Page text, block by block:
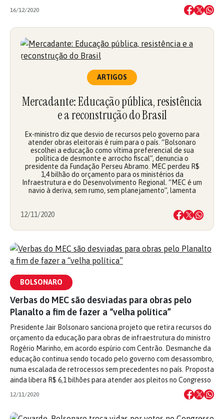
16/12/2020
ARTIGOS
Mercadante: Educação pública, resistência
e a reconstrução do Brasil
Ex-ministro diz que desvio de recursos pelo governo para
atender obras eleitorais é ruim para o país. “Bolsonaro
escolhei a educação como vítima preferencial de sua
política de desmonte e arrocho fiscal”, denuncia o
presidente da Fundação Perseu Abramo. MEC perdeu R$
1,4 bilhão do orçamento para os ministérios da
Infraestrutura e do Desenvolvimento Regional. “MEC é um
navio à deriva, sem rumo, sem planejamento”, lamenta
12/11/2020
BOLSONARO
Verbas do MEC são desviadas para obras pelo
Planalto a fim de fazer a “velha política”
Presidente Jair Bolsonaro sanciona projeto que retira recursos do
orçamento da educação para obras de infraestrutura do ministro
Rogério Marinho, em acordo espúrio com Centrão. Desmanche da
educação continua sendo tocado pelo governo com desassombro,
numa escalada de retrocessos sem precedentes no país. Proposta
ainda libera R$ 6,1 bilhões para atender aos pleitos no Congresso
12/11/2020